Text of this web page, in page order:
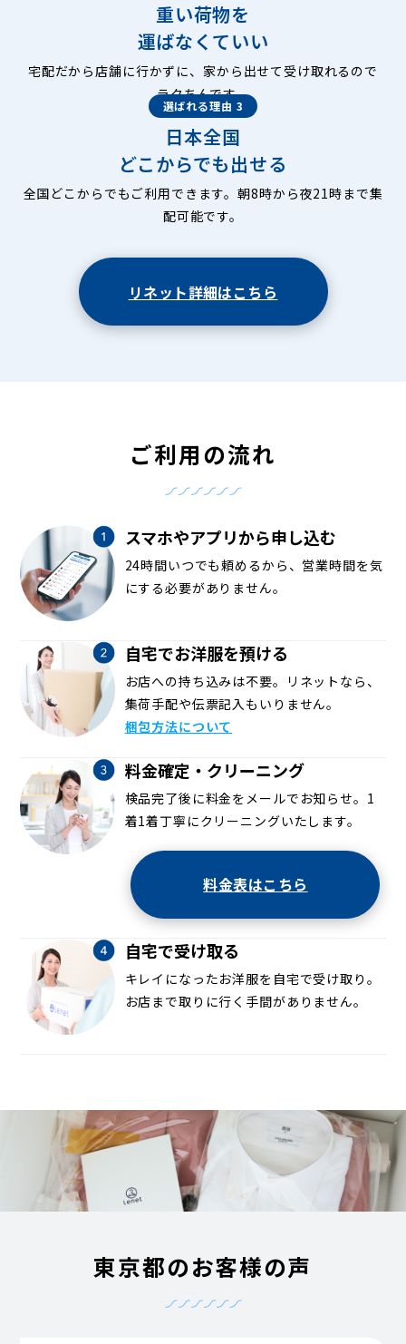
重い荷物を
運ばなくていい
宅配だから店舗に行かずに、家から出せて受け取れるので
ラクちんです。
選ばれる理由 3
日本全国
どこからでも出せる
全国どこからでもご利用できます。朝8時から夜21時まで集
配可能です。
リネット詳細はこちら
ご利用の流れ
スマホやアプリから申し込む
24時間いつでも頼めるから、営業時間を気
にする必要がありません。
自宅でお洋服を預ける
お店への持ち込みは不要。リネットなら、
集荷手配や伝票記入もいりません。
梱包方法について
料金確定・クリーニング
検品完了後に料金をメールでお知らせ。1
着1着丁寧にクリーニングいたします。
料金表はこちら
自宅で受け取る
キレイになったお洋服を自宅で受け取り。
お店まで取りに行く手間がありません。
東京都のお客様の声